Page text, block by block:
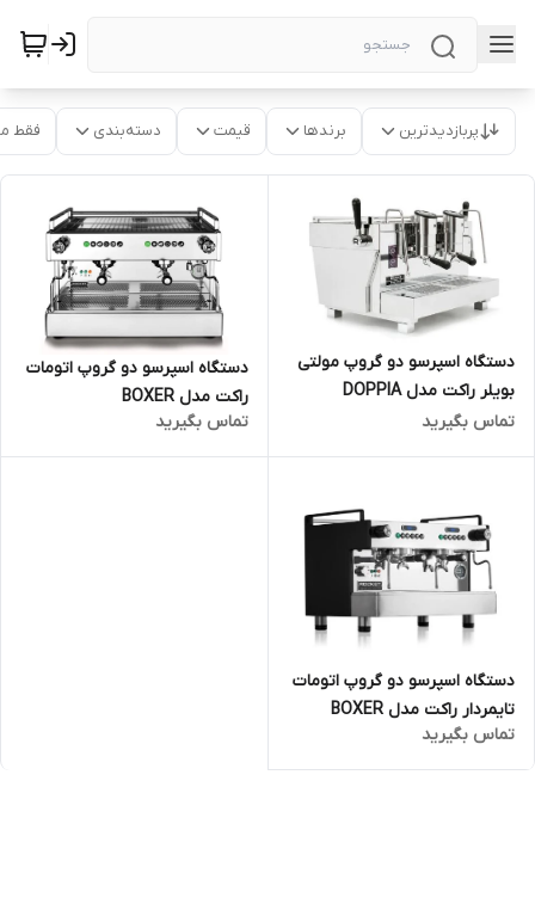
پربازدیدترین برندها قیمت دسته‌بندی فقط
دستگاه اسپرسو دو گروپ مولتی
بویلر راکت مدل DOPPIA
تماس بگیرید
دستگاه اسپرسو دو گروپ اتومات
راکت مدل BOXER
تماس بگیرید
دستگاه اسپرسو دو گروپ اتومات
تایمردار راکت مدل BOXER
تماس بگیرید